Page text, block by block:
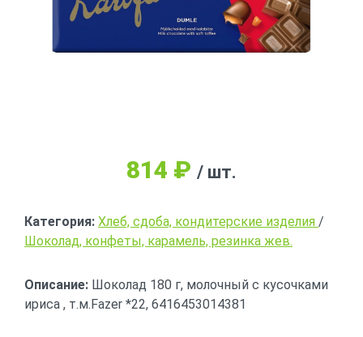
814 ₽ / шт.
Категория: Хлеб, сдоба, кондитерские изделия /
Шоколад, конфеты, карамель, резинка жев.
Описание: Шоколад 180 г, молочный с кусочками
ириса , т.м.Fazer *22, 6416453014381